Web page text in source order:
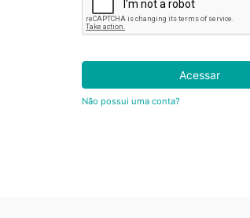
Acessar
Não possui uma conta?